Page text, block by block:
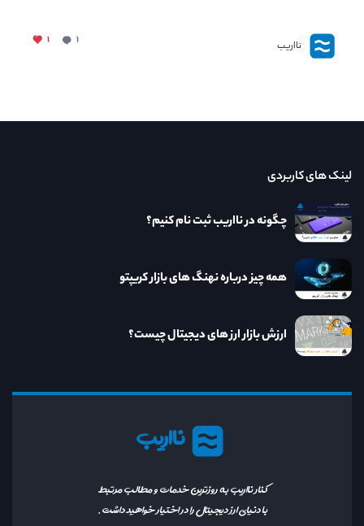
نااریب ۱ ۱
نااریب
کنار نااریب به روزترین خدمات و مطالب مرتبط
با دنیای ارز دیجیتال را در اختیار خواهید داشت.
لینک های کاربردی
چگونه در نااریب ثبت نام کنیم؟
همه چیز درباره نهنگ های بازار کریپتو
ارزش بازار ارز های دیجیتال چیست؟